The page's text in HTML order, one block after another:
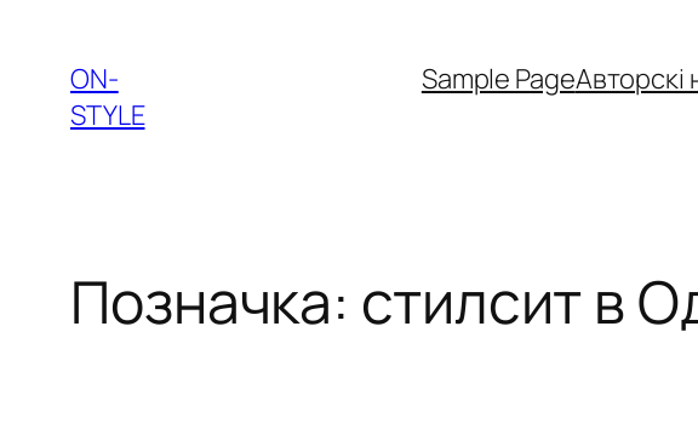
вмісту
ON-
STYLE
Sample PageАвторскі
Позначка: стилсит в